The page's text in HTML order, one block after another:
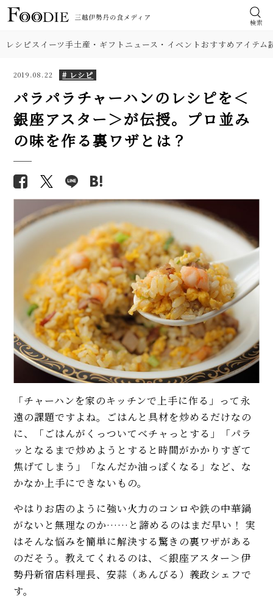
検索
レシピスイーツ手土産・ギフト ニュース・イベントおすすめアイテム
2019.08.22 # レシピ
パラパラチャーハンのレシピを＜
銀座アスター＞が伝授。プロ並み
の味を作る裏ワザとは？
「チャーハンを家のキッチンで上手に作る」って永
遠の課題ですよね。ごはんと具材を炒めるだけなの
に、「ごはんがくっついてベチャっとする」「パラ
ッとなるまで炒めようとすると時間がかかりすぎて
焦げてしまう」「なんだか油っぽくなる」など、な
かなか上手にできないもの。
やはりお店のように強い火力のコンロや鉄の中華鍋
がないと無理なのか……と諦めるのはまだ早い！ 実
はそんな悩みを簡単に解決する驚きの裏ワザがある
のだそう。教えてくれるのは、＜銀座アスター＞伊
勢丹新宿店料理長、安蒜（あんびる）義政シェフで
す。
【簡単】豚しゃぶ肉の人気レシ
ピ4品。サラダはタレ2種、つけ
で方も解説！
【簡単】コクうま牡蠣鍋レシ
ピ。味噌・豚肉・にんにく入
り、だし不要。おつまみにも人
気です！
レバー好きが教える、簡単「レバ
ニラ炒め」レシピ。下処理、も
やし代用、味付けに注目！
【プロ】メキシコ流タコスの本
格レシピ（トルティーヤ、カルニ
タス、サルサ、ワカモレ）。疑問
も解説！
【本格】韓国料理店のゆで豚
「ポッサム」レシピ。ゆで方、
タレ、切り方にプロの技あり！
簡単！ 豚キムチの人気レシピ。
甘めのふわふわ卵が大正解♡ ご
はんにもおつまみにも
【せりのレシピ】根っこまでお
いしい！ せり鍋・炒め物・サラ
ダのおすすめの食べ方3品
意外に簡単！ 台湾の定番めしル
ーローハン（魯肉飯）レシピ。
肉は焼いてから下ゆででトロト
ロに♡
オーブン不要で簡単！ シェフ直
伝やわらかチャーシューの作り
食材
肉
野菜
料理の種類
調理法
イベント・ピックアップ
【基本の塩分18%】手作り梅干
しのレシピ（作り方）。初めて
【プロが解説】らっきょうの漬
け方。「甘酢漬け」と「塩漬
け」2つのレシピ
【シェフ直伝】ジェノベーゼソ
ースのレシピ。意外なコツはオ
リーブ油を使わないこと!?
柚子胡椒（ゆずこしょう）の自
家製レシピ。市販品では味わえ
ないフレッシュさ！
【基本】とうもろこしのゆで
方。甘さを120%引き出すには、
水から皮付き＆時間をかけて加
熱が正解！
【初心者必見】干さない、シソ
不要！ 昔ながらの塩漬け梅干し
の簡単な作り方
モヒートの基本レシピ。すっきり
爽快！
MORE